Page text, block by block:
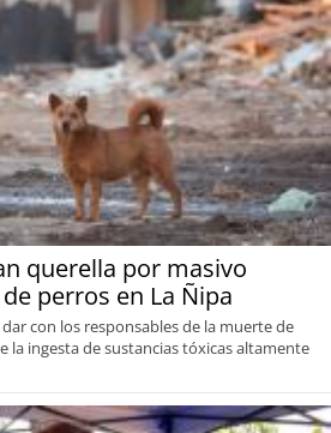
querella por masivo
perros en La Ñipa
dar con los responsables de la muerte de
la ingesta de sustancias tóxicas altamente